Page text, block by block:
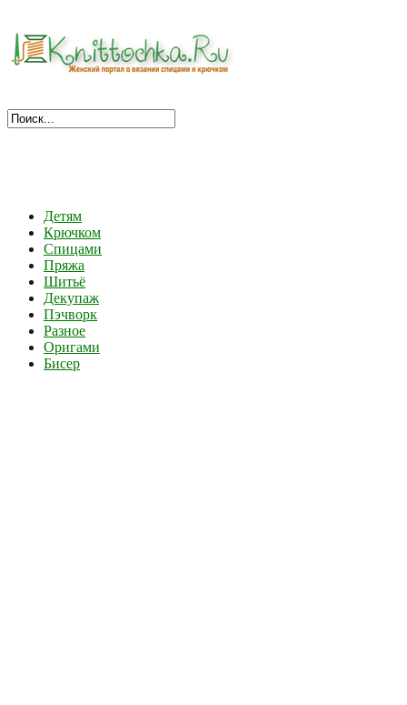
Детям
Крючком
Спицами
Пряжа
Шитьё
Декупаж
Пэчворк
Разное
Оригами
Бисер